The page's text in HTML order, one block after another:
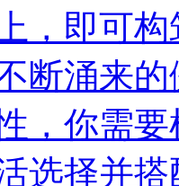
，即可
断涌来
，你需
选择并